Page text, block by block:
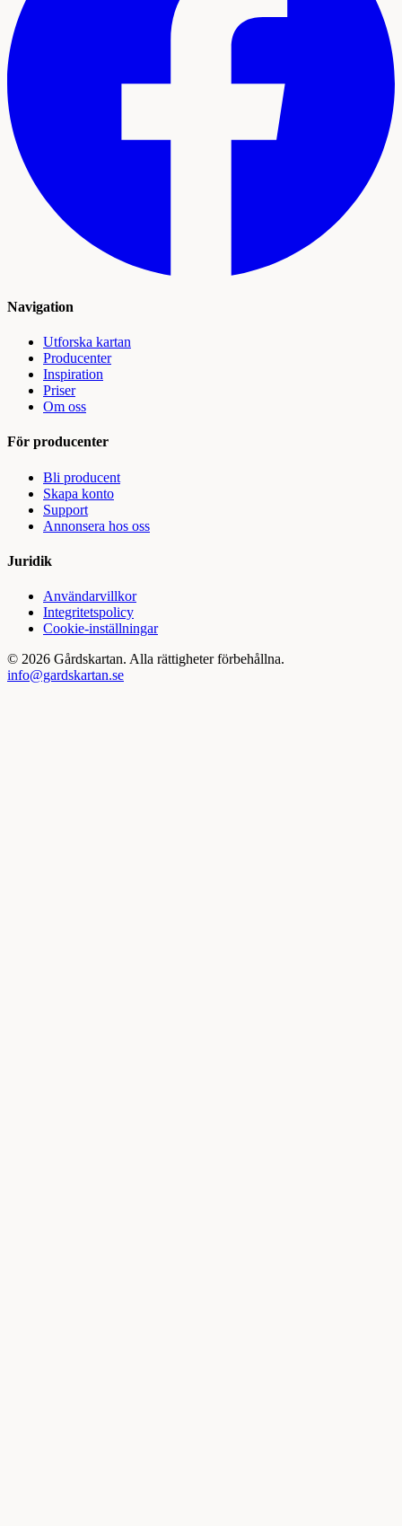
Navigation
Utforska kartan
Producenter
Inspiration
Priser
Om oss
För producenter
Bli producent
Skapa konto
Support
Annonsera hos oss
Juridik
Användarvillkor
Integritetspolicy
Cookie-inställningar
© 2026 Gårdskartan. Alla rättigheter förbehållna.
info@gardskartan.se